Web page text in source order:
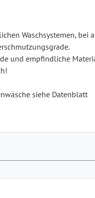
Waschsystemen, bei
und empfindliche
siehe Datenblatt